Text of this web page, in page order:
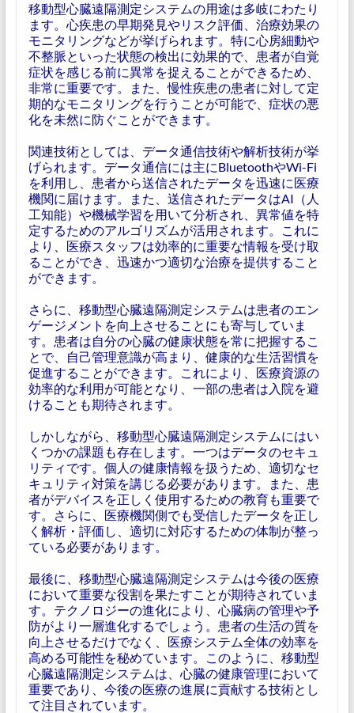
移動型心臓遠隔測定システムの用途は多岐にわたり
ます。心疾患の早期発見やリスク評価、治療効果の
モニタリングなどが挙げられます。特に心房細動や
不整脈といった状態の検出に効果的で、患者が自覚
症状を感じる前に異常を捉えることができるため、
非常に重要です。また、慢性疾患の患者に対して定
期的なモニタリングを行うことが可能で、症状の悪
化を未然に防ぐことができます。
関連技術としては、データ通信技術や解析技術が挙
げられます。データ通信には主にBluetoothやWi-Fi
を利用し、患者から送信されたデータを迅速に医療
機関に届けます。また、送信されたデータはAI（人
工知能）や機械学習を用いて分析され、異常値を特
定するためのアルゴリズムが活用されます。これに
より、医療スタッフは効率的に重要な情報を受け取
ることができ、迅速かつ適切な治療を提供すること
ができます。
さらに、移動型心臓遠隔測定システムは患者のエン
ゲージメントを向上させることにも寄与していま
す。患者は自分の心臓の健康状態を常に把握するこ
とで、自己管理意識が高まり、健康的な生活習慣を
促進することができます。これにより、医療資源の
効率的な利用が可能となり、一部の患者は入院を避
けることも期待されます。
しかしながら、移動型心臓遠隔測定システムにはい
くつかの課題も存在します。一つはデータのセキュ
リティです。個人の健康情報を扱うため、適切なセ
キュリティ対策を講じる必要があります。また、患
者がデバイスを正しく使用するための教育も重要で
す。さらに、医療機関側でも受信したデータを正し
く解析・評価し、適切に対応するための体制が整っ
ている必要があります。
最後に、移動型心臓遠隔測定システムは今後の医療
において重要な役割を果たすことが期待されていま
す。テクノロジーの進化により、心臓病の管理や予
防がより一層進化するでしょう。患者の生活の質を
向上させるだけでなく、医療システム全体の効率を
高める可能性を秘めています。このように、移動型
心臓遠隔測定システムは、心臓の健康管理において
重要であり、今後の医療の進展に貢献する技術とし
て注目されています。